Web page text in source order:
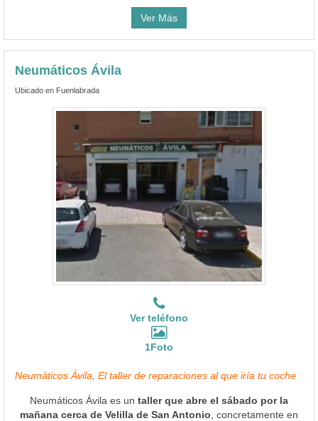
Ver Más
Neumáticos Ávila
Ubicado en Fuenlabrada
Ver teléfono
1Foto
Neumáticos Ávila, El taller de reparaciones al que iría tu coche
Neumáticos Ávila es un taller que abre el sábado por la
mañana cerca de Velilla de San Antonio , concretamente en